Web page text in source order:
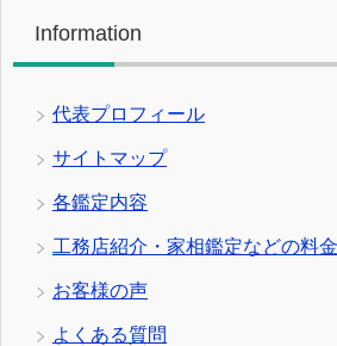
Information
代表プロフィール
サイトマップ
各鑑定内容
工務店紹介・家相鑑定などの料金
お客様の声
よくある質問